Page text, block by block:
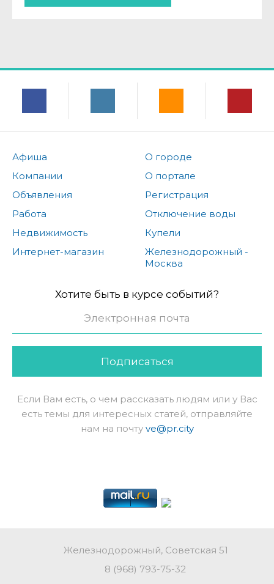
Афиша
Компании
Объявления
Работа
Недвижимость
Интернет-магазин
О городе
О портале
Регистрация
Отключение воды
Купели
Железнодорожный -
Москва
Хотите быть в курсе событий?
Подписаться
Если Вам есть, о чем рассказать людям или у Вас
есть темы для интересных статей, отправляйте
нам на почту ve@pr.city
Железнодорожный, Советская 51
8 (968) 793-75-32